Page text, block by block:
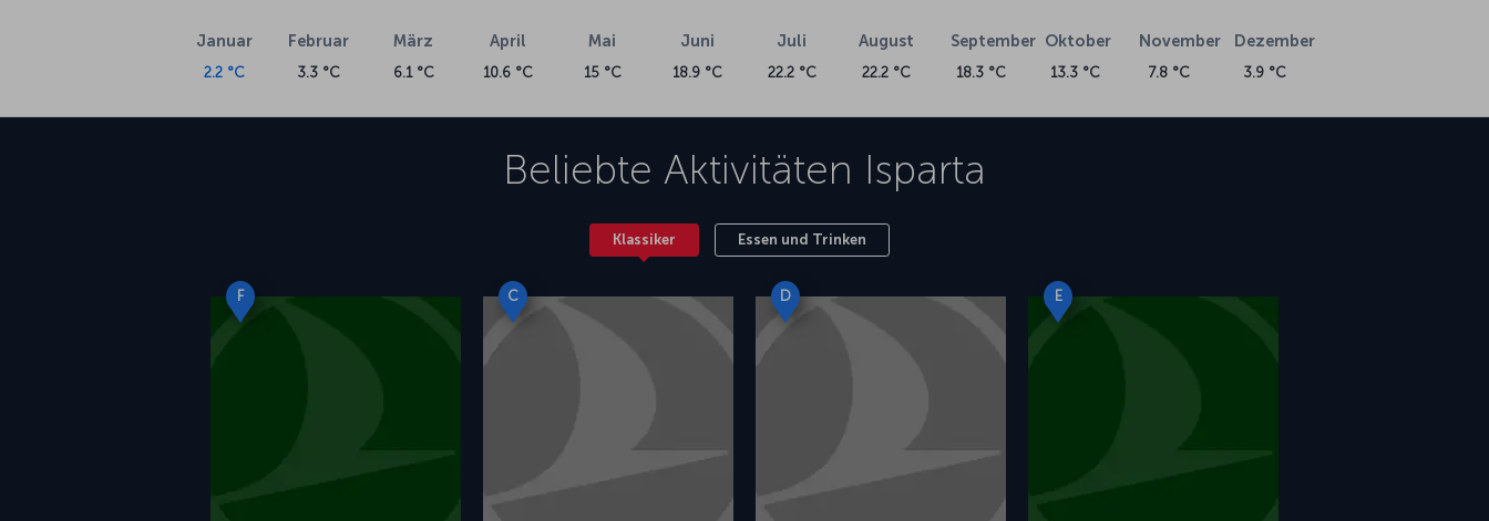
Januar
2.2 °C
Februar
3.3 °C
März
6.1 °C
April
10.6 °C
Mai
15 °C
Juni
18.9 °C
Juli
22.2 °C
August
22.2 °C
September
18.3 °C
Oktober
13.3 °C
November
7.8 °C
Dezember
3.9 °C
Beliebte Aktivitäten Isparta
Klassiker Essen und Trinken
F C D E